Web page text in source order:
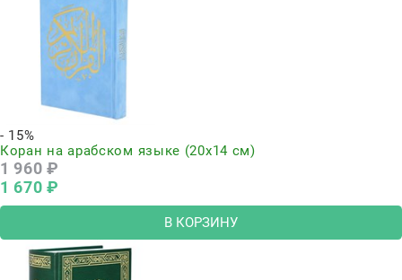
- 15%
Коран на арабском языке (20х14 см)
1 960 ₽
1 670 ₽
В КОРЗИНУ